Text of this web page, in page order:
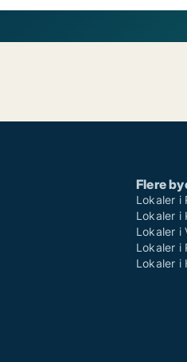
Flere
Lokaler i
Lokaler i
Lokaler i
Lokaler i
Lokaler i